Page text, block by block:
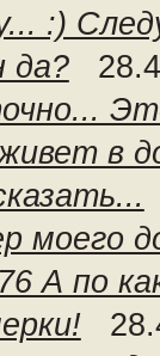
:)
да?
в
моего
76 А по